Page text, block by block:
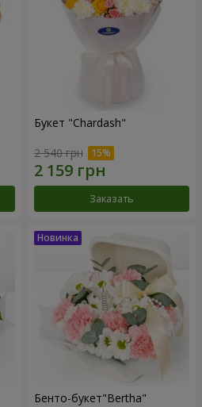
Букет "Chardash"
2 540 грн
Заказать
Бенто-букет"Bertha"